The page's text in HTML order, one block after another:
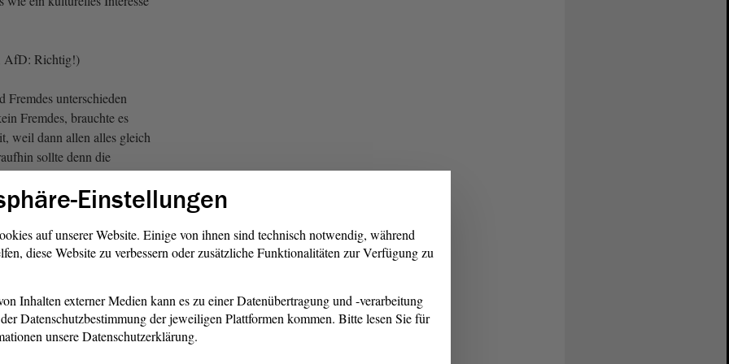
AfD: Richtig!)
Fremdes unterschieden
Fremdes, brauchte es
weil dann allen alles gleich
sollte denn die
öffnen, wenn schon alles
ist nicht nur
Einheitsbrei,
Einheitsbrei
völlig uninteressierter,
schwarzafrikanischer
nicht dadurch weltoffen,
anderen Ort der Welt
Einstellungen
auf unserer Website. Einige von ihnen sind technisch notwendig, während
diese Website zu verbessern oder zusätzliche Funktionalitäten zur Verfügung zu
Inhalten externer Medien kann es zu einer Datenübertragung und -verarbeitung
Datenschutzbestimmung der jeweiligen Plattformen kommen. Bitte lesen Sie für
unsere Datenschutzerklärung.